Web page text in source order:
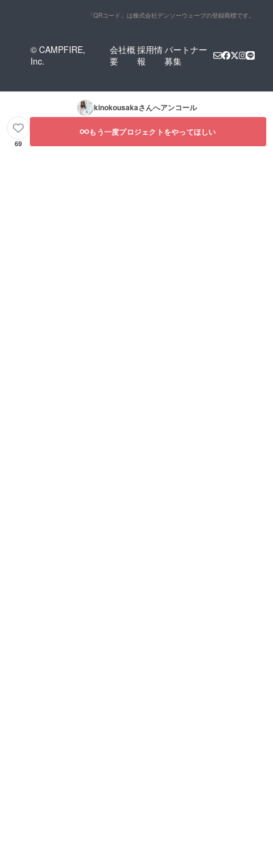
「QRコード」は株式会社デンソーウェーブの登録商標です。
© CAMPFIRE,
Inc.
会社概
要
採用情
報
パートナー
募集
kinokousakaさんへアンコール
69
もう一度プロジェクトをやってほしい